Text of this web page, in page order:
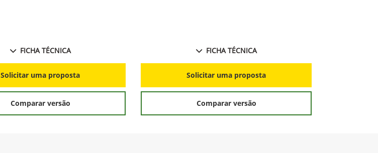
FICHA TÉCNICA
Solicitar uma proposta
Comparar versão
FICHA TÉCNICA
Solicitar uma proposta
Comparar versão